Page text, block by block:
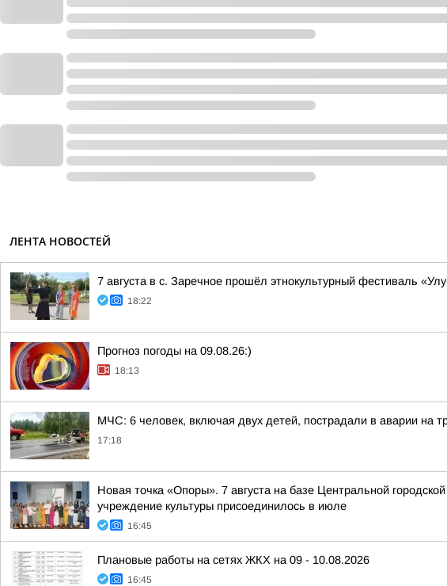
ЛЕНТА НОВОСТЕЙ
7 августа в с. Заречное прошёл этнокультурный фестиваль
18:22
Прогноз погоды на 09.08.26:)
18:13
МЧС: 6 человек, включая двух детей, пострадали в аварии на
17:18
Новая точка «Опоры». 7 августа на базе Центральной
учреждение культуры присоединилось в июле
16:45
Плановые работы на сетях ЖКХ на 09 - 10.08.2026
16:45